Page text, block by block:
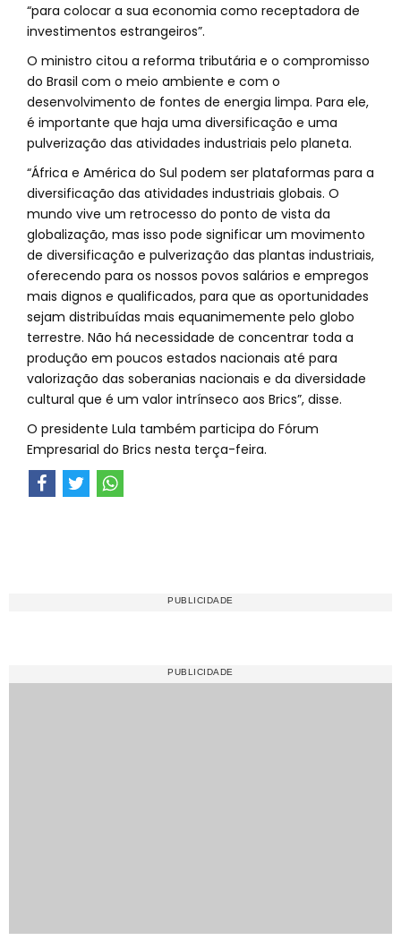
“para colocar a sua economia como receptadora de
investimentos estrangeiros”.
O ministro citou a reforma tributária e o compromisso
do Brasil com o meio ambiente e com o
desenvolvimento de fontes de energia limpa. Para ele,
é importante que haja uma diversificação e uma
pulverização das atividades industriais pelo planeta.
“África e América do Sul podem ser plataformas para a
diversificação das atividades industriais globais. O
mundo vive um retrocesso do ponto de vista da
globalização, mas isso pode significar um movimento
de diversificação e pulverização das plantas industriais,
oferecendo para os nossos povos salários e empregos
mais dignos e qualificados, para que as oportunidades
sejam distribuídas mais equanimemente pelo globo
terrestre. Não há necessidade de concentrar toda a
produção em poucos estados nacionais até para
valorização das soberanias nacionais e da diversidade
cultural que é um valor intrínseco aos Brics”, disse.
O presidente Lula também participa do Fórum
Empresarial do Brics nesta terça-feira.